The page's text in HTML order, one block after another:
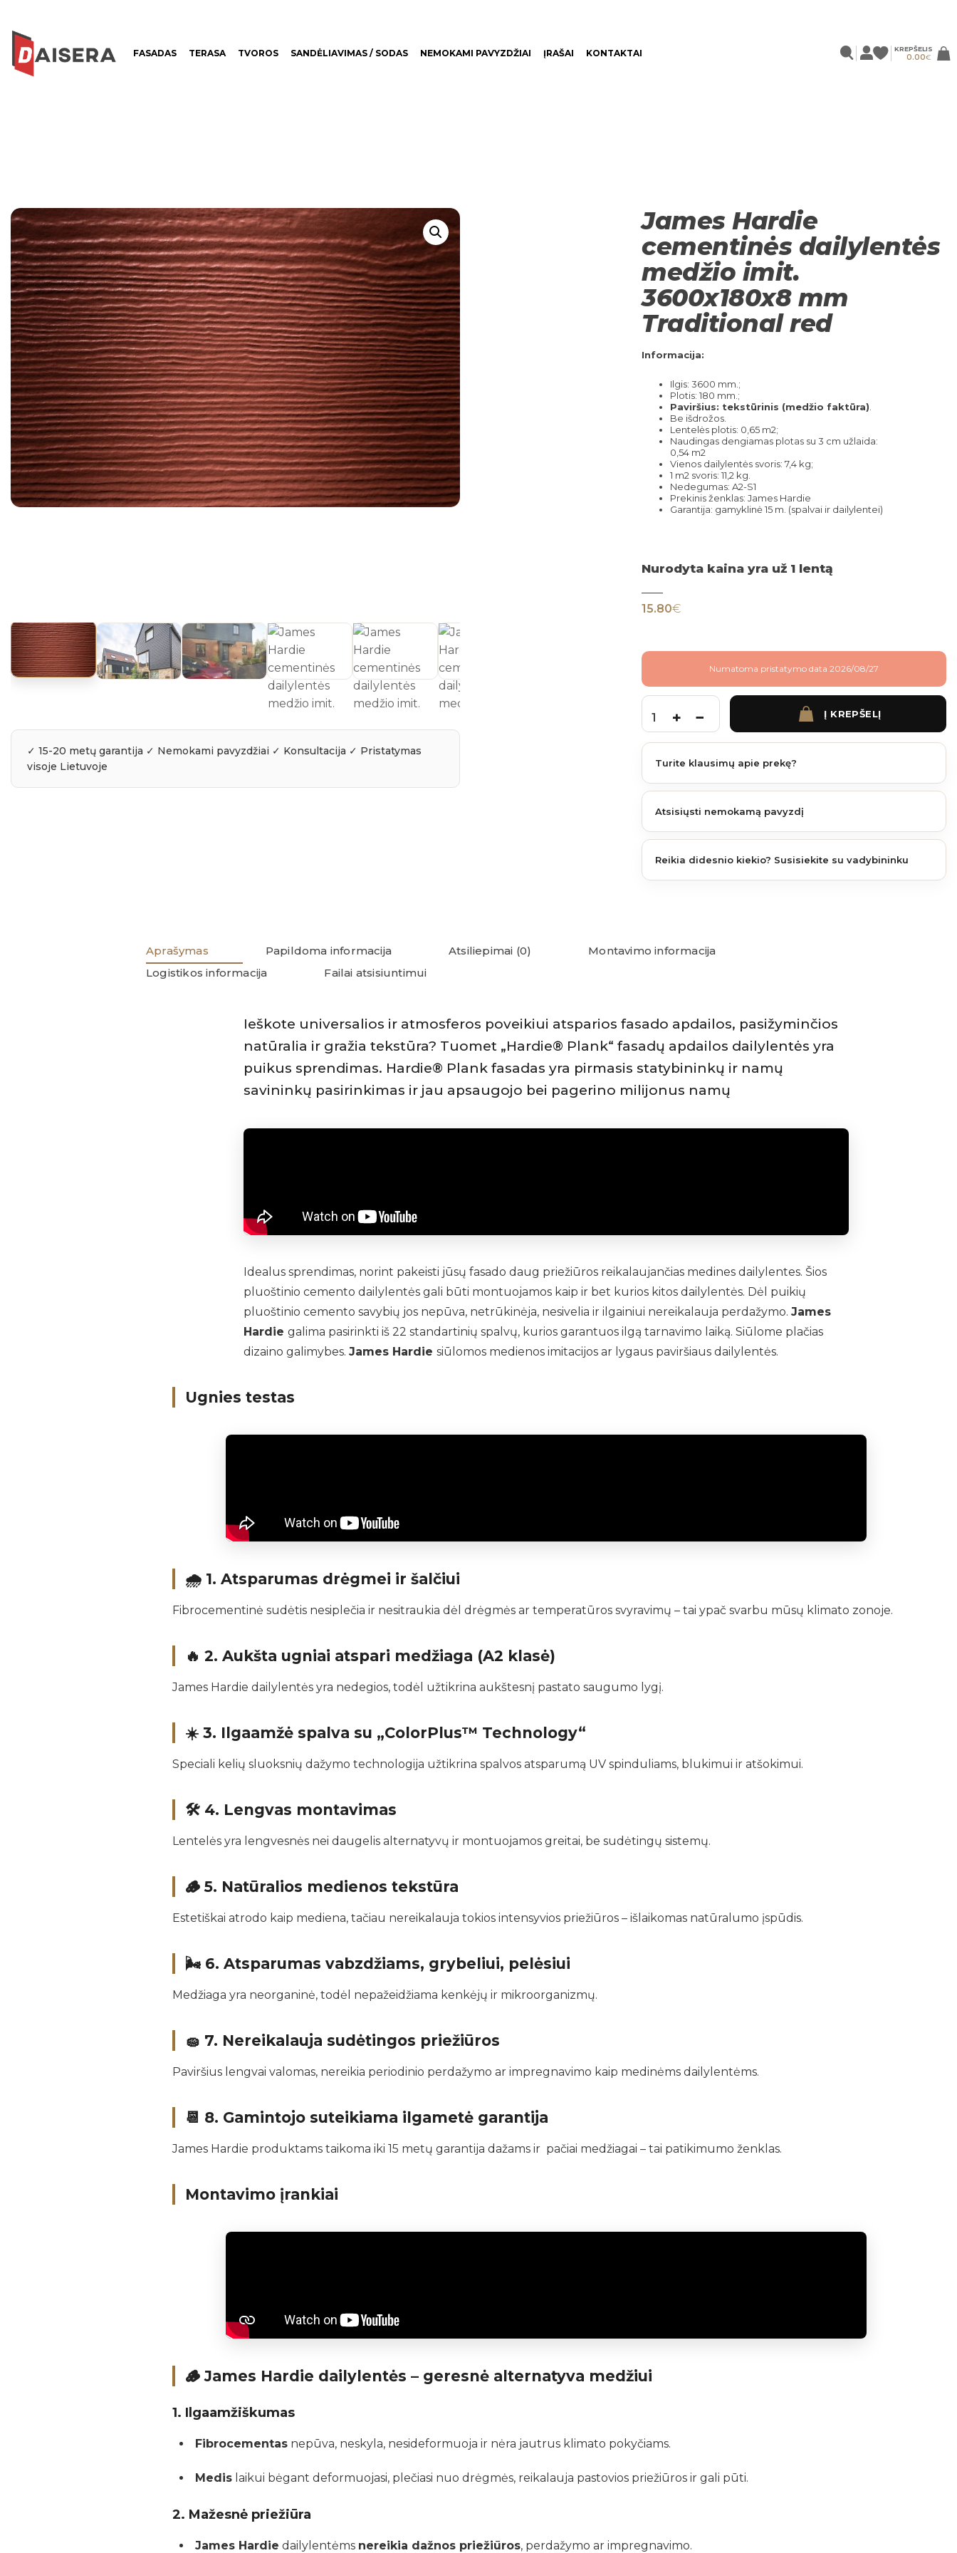
KREPŠELIS
0.00€
FASADAS TERASA TVOROS SANDĖLIAVIMAS / SODAS NEMOKAMI PAVYZDŽIAI ĮRAŠAI KONTAKTAI
James Hardie
cementinės dailylentės
medžio imit.
3600x180x8 mm
Traditional red
Informacija:
Ilgis: 3600 mm.;
Plotis: 180 mm.;
Paviršius: tekstūrinis (medžio faktūra)
Be išdrožos.
Lentelės plotis: 0,65 m2;
Naudingas dengiamas plotas su 3 cm užlaida:
0,54 m2
Vienos dailylentės svoris: 7,4 kg;
1 m2 svoris: 11,2 kg.
Nedegumas: A2-S1
Prekinis ženklas: James Hardie
Garantija: gamyklinė 15 m. (spalvai ir dailylentei)
Nurodyta kaina yra už 1 lentą
15.80€
Numatoma pristatymo data 2026/08/27
produkto kiekis: James Hardie cementinės dailylentės medžio imit. 3600x180x8
Į KREPŠELĮ
Turite klausimų apie prekę?
Atsisiųsti nemokamą pavyzdį
Reikia didesnio kiekio? Susisiekite su vadybininku
Aprašymas Papildoma informacija Atsiliepimai (0)
Montavimo informacija
Logistikos informacija
Failai atsisiuntimui
Ieškote universalios ir atmosferos poveikiui atsparios fasado apdailos, pasižyminčios
natūralia ir gražia tekstūra? Tuomet „Hardie® Plank“ fasadų apdailos dailylentės yra
puikus sprendimas. Hardie® Plank fasadas yra pirmasis statybininkų ir namų
savininkų pasirinkimas ir jau apsaugojo bei pagerino milijonus namų
Idealus sprendimas, norint pakeisti jūsų fasado daug priežiūros reikalaujančias medines dailylentes. Šios
pluoštinio cemento dailylentės gali būti montuojamos kaip ir bet kurios kitos dailylentės. Dėl puikių
pluoštinio cemento savybių jos nepūva, netrūkinėja, nesivelia ir ilgainiui nereikalauja perdažymo. James
Hardie galima pasirinkti iš 22 standartinių spalvų, kurios garantuos ilgą tarnavimo laiką. Siūlome plačias
dizaino galimybes. James Hardie siūlomos medienos imitacijos ar lygaus paviršiaus dailylentės.
Ugnies testas
🌧️ 1. Atsparumas drėgmei ir šalčiui
Fibrocementinė sudėtis nesiplečia ir nesitraukia dėl drėgmės ar temperatūros svyravimų – tai ypač svarbu mūsų klimato zonoje.
🔥 2. Aukšta ugniai atspari medžiaga (A2 klasė)
James Hardie dailylentės yra nedegios, todėl užtikrina aukštesnį pastato saugumo lygį.
☀️ 3. Ilgaamžė spalva su „ColorPlus™ Technology“
Speciali kelių sluoksnių dažymo technologija užtikrina spalvos atsparumą UV spinduliams, blukimui ir atšokimui.
🛠️ 4. Lengvas montavimas
Lentelės yra lengvesnės nei daugelis alternatyvų ir montuojamos greitai, be sudėtingų sistemų.
🪵 5. Natūralios medienos tekstūra
Estetiškai atrodo kaip mediena, tačiau nereikalauja tokios intensyvios priežiūros – išlaikomas natūralumo įspūdis.
🌬️ 6. Atsparumas vabzdžiams, grybeliui, pelėsiui
Medžiaga yra neorganinė, todėl nepažeidžiama kenkėjų ir mikroorganizmų.
🧽 7. Nereikalauja sudėtingos priežiūros
Paviršius lengvai valomas, nereikia periodinio perdažymo ar impregnavimo kaip medinėms dailylentėms.
📆 8. Gamintojo suteikiama ilgametė garantija
James Hardie produktams taikoma iki 15 metų garantija dažams ir pačiai medžiagai – tai patikimumo ženklas.
Montavimo įrankiai
🪵James Hardie dailylentės – geresnė alternatyva medžiui
1. Ilgaamžiškumas
Fibrocementas nepūva, neskyla, nesideformuoja ir nėra jautrus klimato pokyčiams.
Medis laikui bėgant deformuojasi, plečiasi nuo drėgmės, reikalauja pastovios priežiūros ir gali pūti.
2. Mažesnė priežiūra
James Hardie dailylentėms nereikia dažnos priežiūros, perdažymo ar impregnavimo.